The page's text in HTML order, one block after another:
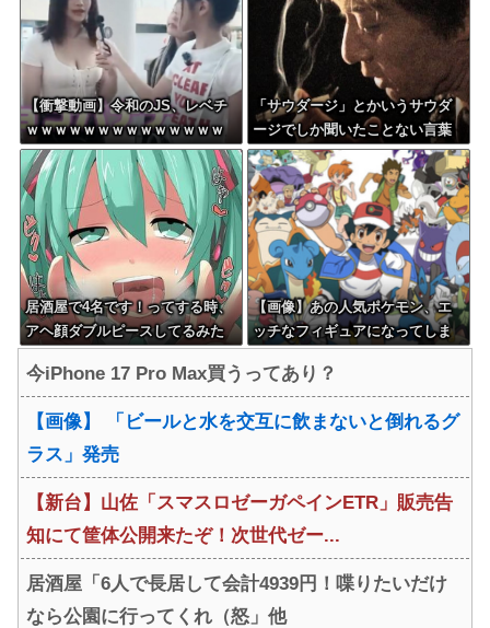
【衝撃動画】令和のJS、レベチ
ｗｗｗｗｗｗｗｗｗｗｗｗｗｗ
ｗｗｗｗｗｗｗｗｗｗｗｗｗｗ
ｗｗ
「サウダージ」とかいうサウダ
ージでしか聞いたことない言葉
ｗｗｗｗｗｗｗｗ
居酒屋で4名です！ってする時、
アヘ顔ダブルピースしてるみた
【画像】あの人気ポケモン、エ
ッチなフィギュアになってしま
今iPhone 17 Pro Max買うってあり？
【画像】 「ビールと水を交互に飲まないと倒れるグ
ラス」発売
【新台】山佐「スマスロゼーガペインETR」販売告
知にて筐体公開来たぞ！次世代ゼー...
居酒屋「6人で長居して会計4939円！喋りたいだけ
なら公園に行ってくれ（怒」他